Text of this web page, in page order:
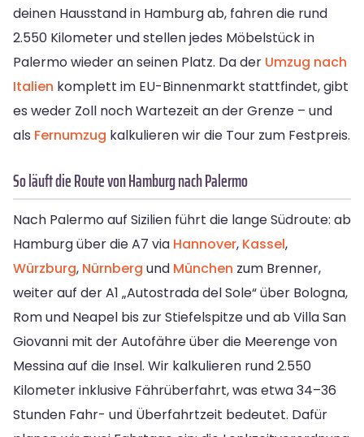
deinen Hausstand in Hamburg ab, fahren die rund
2.550 Kilometer und stellen jedes Möbelstück in
Palermo wieder an seinen Platz. Da der Umzug nach
Italien komplett im EU-Binnenmarkt stattfindet, gibt
es weder Zoll noch Wartezeit an der Grenze – und
als Fernumzug kalkulieren wir die Tour zum Festpreis.
So läuft die Route von Hamburg nach Palermo
Nach Palermo auf Sizilien führt die lange Südroute: ab
Hamburg über die A7 via Hannover, Kassel,
Würzburg, Nürnberg und München zum Brenner,
weiter auf der A1 „Autostrada del Sole“ über Bologna,
Rom und Neapel bis zur Stiefelspitze und ab Villa San
Giovanni mit der Autofähre über die Meerenge von
Messina auf die Insel. Wir kalkulieren rund 2.550
Kilometer inklusive Fährüberfahrt, was etwa 34–36
Stunden Fahr- und Überfahrtzeit bedeutet. Dafür